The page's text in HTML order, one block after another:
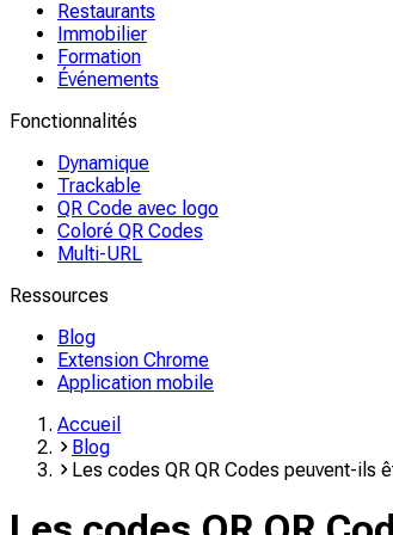
Restaurants
Immobilier
Formation
Événements
Fonctionnalités
Dynamique
Trackable
QR Code avec logo
Coloré QR Codes
Multi-URL
Ressources
Blog
Extension Chrome
Application mobile
Accueil
Blog
Les codes QR QR Codes peuvent-ils